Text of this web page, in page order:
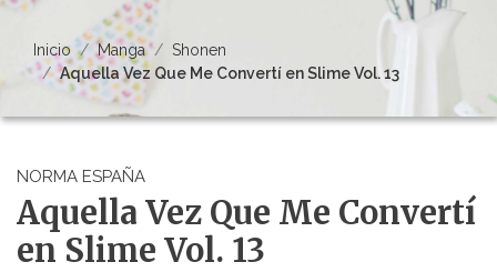
Inicio Manga
Shonen
Aquella Vez Que Me Convertí en Slime Vol. 13
NORMA ESPAÑA
Aquella Vez Que Me Convertí
en Slime Vol. 13